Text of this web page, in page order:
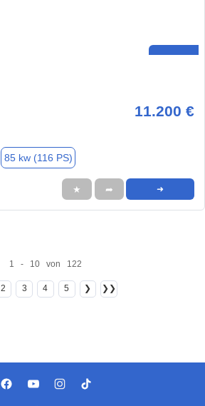
11.200 €
85 kw (116 PS)
★ ➦ ➜
1 - 10 von 122
2 3 4 5 ❯ ❯❯